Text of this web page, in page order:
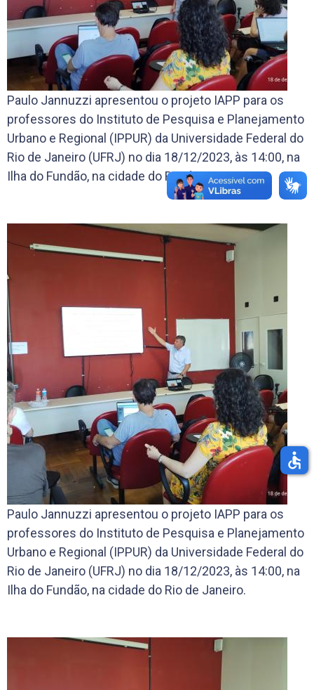
Paulo Jannuzzi apresentou o projeto IAPP para os
professores do Instituto de Pesquisa e Planejamento
Urbano e Regional (IPPUR) da Universidade Federal do
Rio de Janeiro (UFRJ) no dia 18/12/2023, às 14:00, na
Ilha do Fundão, na cidade do Rio de Janeiro.
Paulo Jannuzzi apresentou o projeto IAPP para os
professores do Instituto de Pesquisa e Planejamento
Urbano e Regional (IPPUR) da Universidade Federal do
Rio de Janeiro (UFRJ) no dia 18/12/2023, às 14:00, na
Ilha do Fundão, na cidade do Rio de Janeiro.
accessible